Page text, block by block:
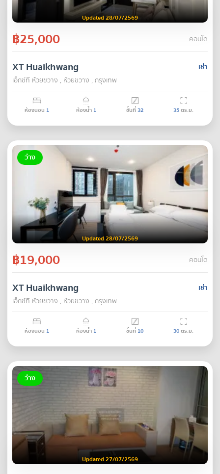
Updated 28/07/2569
฿25,000 คอนโด
เช่า
XT Huaikhwang
เอ็กซ์ที ห้วยขวาง , ห้วยขวาง , กรุงเทพ
ห้องนอน 1 ห้องน้ำ 1 ชั้นที่32 35ตร.ม.
ว่าง
Updated 28/07/2569
฿19,000 คอนโด
เช่า
XT Huaikhwang
เอ็กซ์ที ห้วยขวาง , ห้วยขวาง , กรุงเทพ
ห้องนอน 1 ห้องน้ำ 1 ชั้นที่ 10 30ตร.ม.
ว่าง
Updated 27/07/2569